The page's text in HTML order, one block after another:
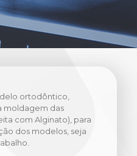
ortodôntico,
moldagem das
com Alginato), para
dos modelos, seja